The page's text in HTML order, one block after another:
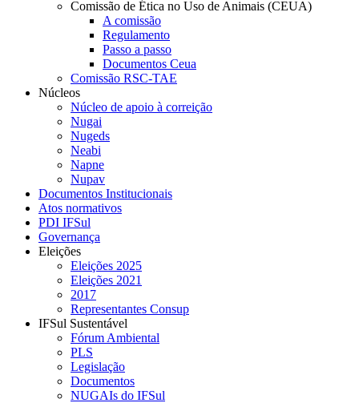
Comissão de Ética no Uso de Animais (CEUA)
A comissão
Regulamento
Passo a passo
Documentos Ceua
Comissão RSC-TAE
Núcleos
Núcleo de apoio à correição
Nugai
Nugeds
Neabi
Napne
Nupav
Documentos Institucionais
Atos normativos
PDI IFSul
Governança
Eleições
Eleições 2025
Eleições 2021
2017
Representantes Consup
IFSul Sustentável
Fórum Ambiental
PLS
Legislação
Documentos
NUGAIs do IFSul